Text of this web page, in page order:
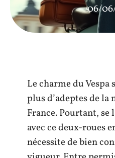
06/
Le charme du Vespa
plus d’adeptes de
France. Pourtant, se
avec ce deux-roues
nécessite de bien